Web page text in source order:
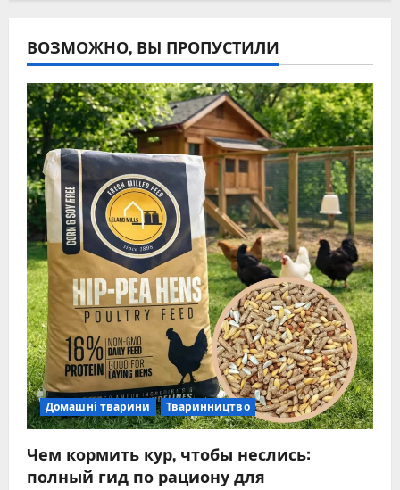
ВОЗМОЖНО, ВЫ ПРОПУСТИЛИ
Домашні тварини Тваринництво
Чем кормить кур, чтобы неслись:
полный гид по рациону для